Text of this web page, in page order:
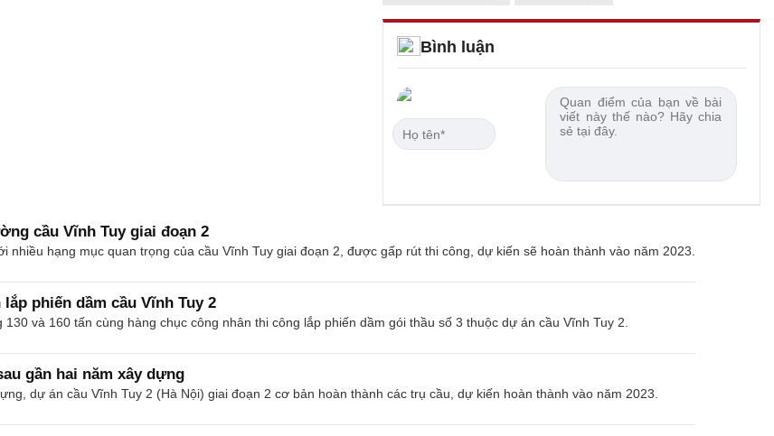
Bình luận
cầu Vĩnh Tuy giai đoạn 2
nhiều hạng mục quan trọng của cầu Vĩnh Tuy giai đoạn 2, được gấp rút thi công, dự kiến sẽ hoàn thành vào năm 2023.
phiến dầm cầu Vĩnh Tuy 2
và 160 tấn cùng hàng chục công nhân thi công lắp phiến dầm gói thầu số 3 thuộc dự án cầu Vĩnh Tuy 2.
gần hai năm xây dựng
dự án cầu Vĩnh Tuy 2 (Hà Nội) giai đoạn 2 cơ bản hoàn thành các trụ cầu, dự kiến hoàn thành vào năm 2023.